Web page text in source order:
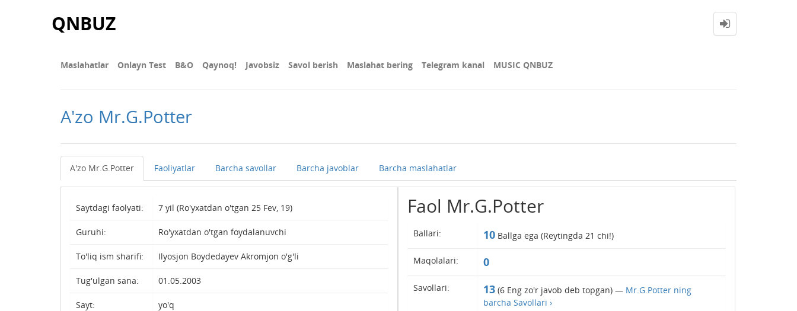
QNBUZ
Maslahatlar Onlayn Test В&О Qaynoq! Javobsiz Savol berish Maslahat bering Telegram kanal MUSIC QNBUZ
A'zo Mr.G.Potter
A'zo Mr.G.Potter Faoliyatlar Barcha savollar Barcha javoblar Barcha maslahatlar
Saytdagi faolyati: 7 yil (Ro'yxatdan o'tgan 25 Fev, 19)
Guruhi: Ro'yxatdan o'tgan foydalanuvchi
To'liq ism sharifi: Ilyosjon Boydedayev Akromjon o'g'li
Tug'ulgan sana: 01.05.2003
Sayt: yo'q
Faol Mr.G.Potter
Ballari: 10Ballga ega (Reytingda 21 chi!)
Maqolalari: 0
Savollari: 13(6Eng zo'r javob deb topgan) — Mr.G.Potter ning
barcha Savollari ›